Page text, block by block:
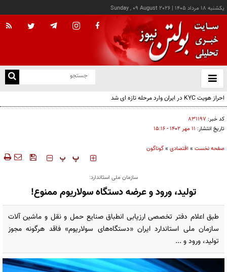
يکشنبه ۱۸ مرداد ۱۴۰۵ |
Sunday , 09 August 2026
باز
و
احراز هویت KYC در ایران وارد مرحله تازه ای شد
کد خبر: ۸۳۱۱۹۷
تاریخ انتشار: ۱۱ مهر ۱۴۰۲ - ۱۵:۱۶
صفحه نخست » اقتصادی »گوناگون
‍‍‍ پ پ
سازمان ملی استاندارد:
تولید، ورود و عرضه دستگاه سولاریوم ممنوع!
طبق اعلام دفتر تخصصی ارزیابی انطباق صنایع حمل و نقل و ماشین آلات
سازمان ملی استاندارد ایران «دستگاه‌های سولاریوم» فاقد هرگونه مجوز
تولید، ورود و ...